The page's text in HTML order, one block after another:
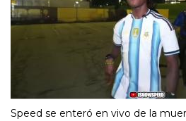
Speed se enteró en vivo de la